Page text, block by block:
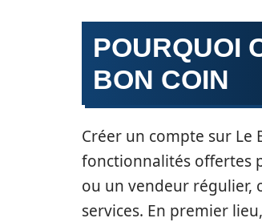
POURQUOI
BON COIN
Créer un compte sur Le
fonctionnalités offertes
ou un vendeur régulier,
services. En premier